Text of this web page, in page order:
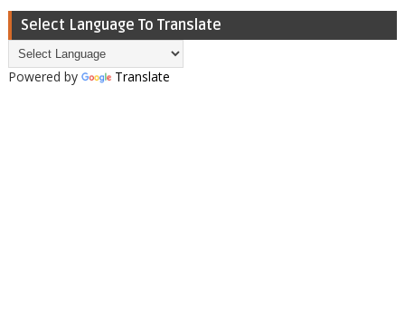
Select Language To Translate
Powered by Translate